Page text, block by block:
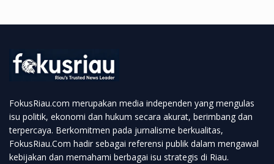
FokusRiau.com merupakan media independen yang mengulas
isu politik, ekonomi dan hukum secara akurat, berimbang dan
terpercaya. Berkomitmen pada jurnalisme berkualitas,
FokusRiau.Com hadir sebagai referensi publik dalam mengawal
kebijakan dan memahami berbagai isu strategis di Riau.